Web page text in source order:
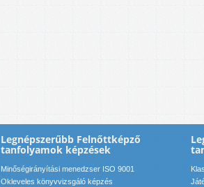
Legnépszerűbb Felnőttképző
tanfolyamok képzések
Minőségirányítási menedzser ISO 9001
Okleveles könyvvizsgáló képzés